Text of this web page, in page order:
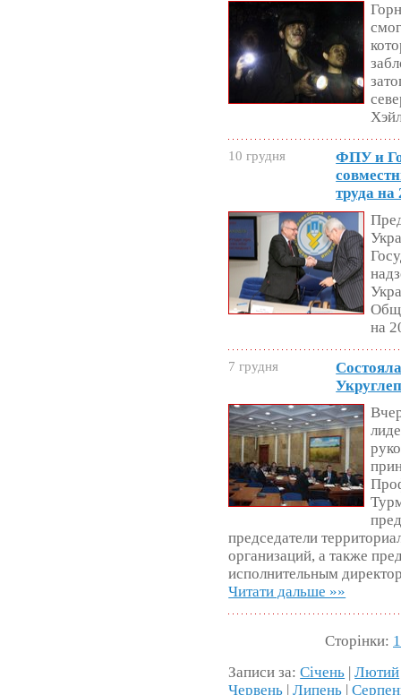
10 грудня
ФПУ и
труда на
на
7 грудня
председатели
организаций, а также
исполнительным
Читати дальше »»
Сторінки: 1
Записи за:Січень |Лютий
Червень |Липень |